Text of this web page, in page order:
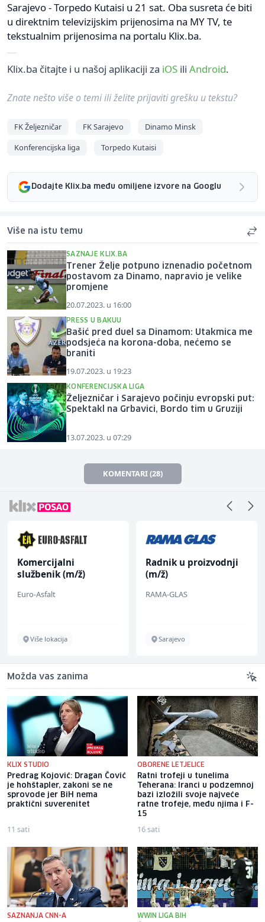
Sarajevo - Torpedo Kutaisi u 21 sat. Oba susreta će biti
u direktnim televizijskim prijenosima na MY TV, te
tekstualnim prijenosima na portalu Klix.ba.
Klix.ba čitajte i u našoj aplikaciji za iOS ili Android.
Znate nešto više o temi ili želite prijaviti grešku u tekstu?
FK Željezničar FK Sarajevo
Dinamo Minsk
Konferencijska liga
Torpedo Kutaisi
Dodajte Klix.ba među omiljene izvore na Googlu
Više na istu temu
SAZNAJE KLIX.BA
Trener Želje potpuno iznenadio početnom
postavom za Dinamo, napravio je velike
promjene
20.07.2023. u 16:00
PRESS U BAKUU
Bašić pred duel sa Dinamom: Utakmica me
podsjeća na korona-doba, nećemo se
braniti
19.07.2023. u 19:23
KONFERENCIJSKA LIGA
Željezničar i Sarajevo počinju evropski put:
Spektakl na Grbavici, Bordo tim u Gruziji
13.07.2023. u 07:29
KOMENTARI (28)
Komercijalni
službenik (m/ž)
Euro-Asfalt
Više lokacija
Radnik u proizvodnji
(m/ž)
RAMA-GLAS
Sarajevo
Možda vas zanima
KLIX STUDIO
Predrag Kojović: Dragan Čović
je hohštapler, zakoni se ne
sprovode jer BiH nema
praktični suverenitet
11 sati
OBORENE LETJELICE
Ratni trofeji u tunelima
Teherana: Iranci u podzemnoj
bazi izložili svoje najveće
ratne trofeje, među njima i F-
15
16 sati
SAZNANJA CNN-A WWIN LIGA BIH